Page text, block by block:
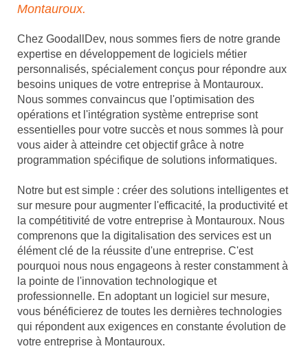
Montauroux.
Chez GoodallDev, nous sommes fiers de notre grande
expertise en développement de logiciels métier
personnalisés, spécialement conçus pour répondre aux
besoins uniques de votre entreprise à Montauroux.
Nous sommes convaincus que l'optimisation des
opérations et l'intégration système entreprise sont
essentielles pour votre succès et nous sommes là pour
vous aider à atteindre cet objectif grâce à notre
programmation spécifique de solutions informatiques.
Notre but est simple : créer des solutions intelligentes et
sur mesure pour augmenter l'efficacité, la productivité et
la compétitivité de votre entreprise à Montauroux. Nous
comprenons que la digitalisation des services est un
élément clé de la réussite d'une entreprise. C'est
pourquoi nous nous engageons à rester constamment à
la pointe de l'innovation technologique et
professionnelle. En adoptant un logiciel sur mesure,
vous bénéficierez de toutes les dernières technologies
qui répondent aux exigences en constante évolution de
votre entreprise à Montauroux.